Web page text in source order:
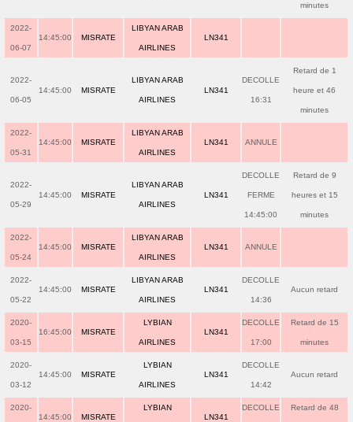
minutes
2022-
06-07
14:45:00 MISRATE
LIBYAN ARAB
AIRLINES
LN341
2022-
06-05
14:45:00 MISRATE
LIBYAN ARAB
AIRLINES
LN341
DECOLLE
16:31
Retard de 1
heure et 46
minutes
2022-
05-31
14:45:00 MISRATE
LIBYAN ARAB
AIRLINES
LN341 ANNULE
2022-
05-29
14:45:00 MISRATE
LIBYAN ARAB
AIRLINES
LN341
DECOLLE
FERME
14:45:00
Retard de 9
heures et 15
minutes
2022-
05-24
14:45:00 MISRATE
LIBYAN ARAB
AIRLINES
LN341 ANNULE
2022-
05-22
14:45:00 MISRATE
LIBYAN ARAB
AIRLINES
LN341
DECOLLE
14:36
Aucun retard
2020-
03-15
16:45:00 MISRATE
LYBIAN
AIRLINES
LN341
DECOLLE
17:00
Retard de 15
minutes
2020-
03-12
14:45:00 MISRATE
LYBIAN
AIRLINES
LN341
DECOLLE
14:42
Aucun retard
2020-
14:45:00 MISRATE
LYBIAN
LN341
DECOLLE Retard de 48